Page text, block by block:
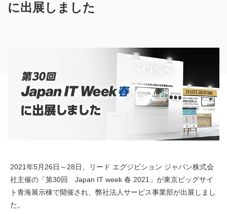
に出展しました
2021年5月26日～28日、リード エグジビション ジャパン株式会
社主催の「第30回 Japan IT week 春 2021」が東京ビッグサイ
ト青海展示棟で開催され、弊社法人サービス事業部が出展しまし
た。